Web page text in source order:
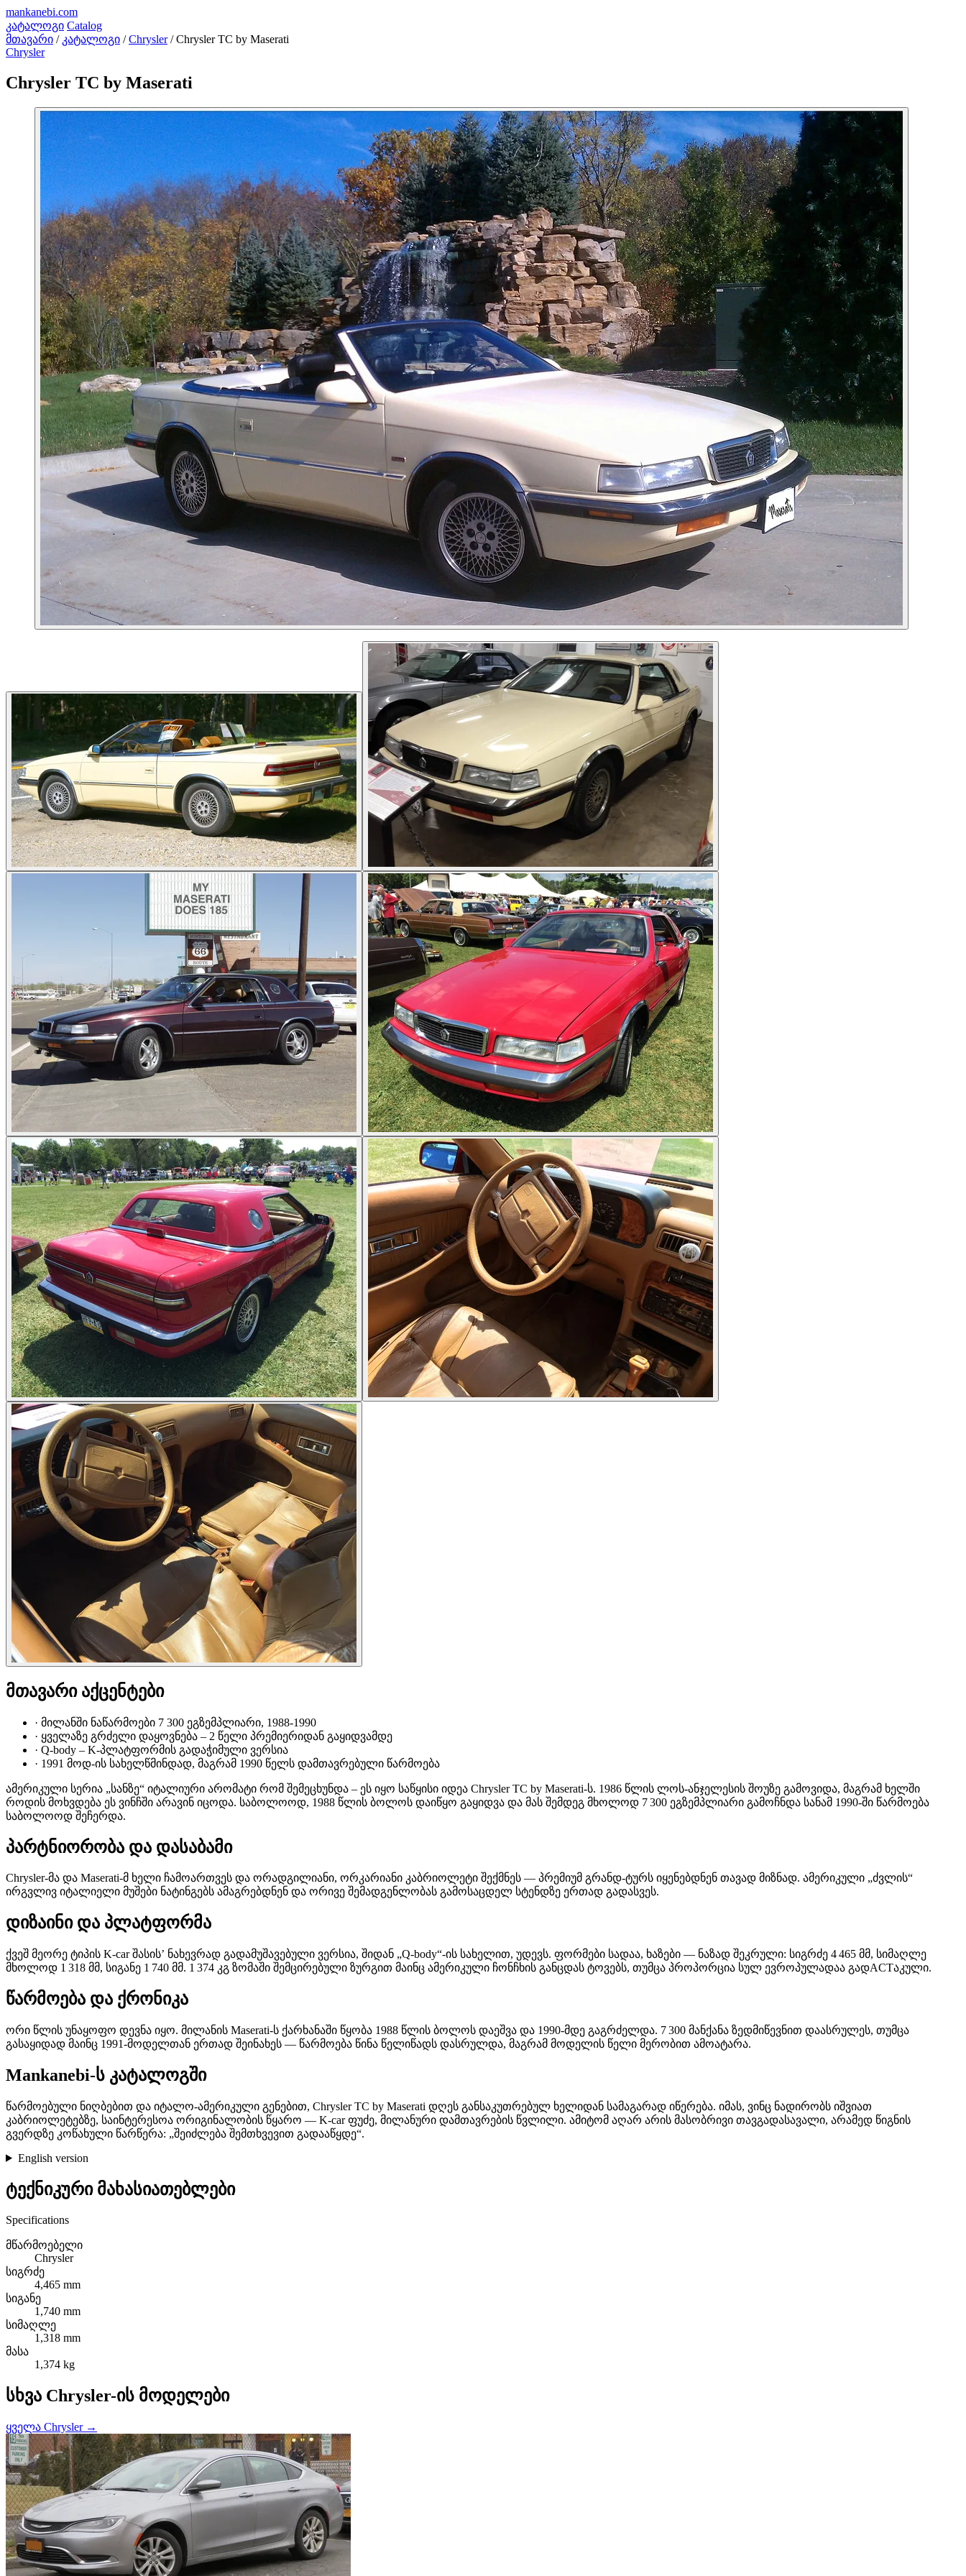
mankanebi.com
კატალოგი Catalog
მთავარი / კატალოგი / Chrysler / Chrysler TC by Maserati
Chrysler
Chrysler TC by Maserati
მთავარი აქცენტები
· მილანში ნაწარმოები 7 300 ეგზემპლიარი, 1988-1990
· ყველაზე გრძელი დაყოვნება – 2 წელი პრემიერიდან გაყიდვამდე
· Q-body – K-პლატფორმის გადაჭიმული ვერსია
· 1991 მოდ-ის სახელწმინდად, მაგრამ 1990 წელს დამთავრებული წარმოება
ამერიკული სერია „სანზე“ იტალიური არომატი რომ შემეცხუნდა – ეს იყო საწყისი იდეა Chrysler TC by Maserati-ს. 1986 წლის ლოს-ანჯელესის შოუზე გამოვიდა, მაგრამ ხელში
როდის მოხვდება ეს ვინჩში არავინ იცოდა. საბოლოოდ, 1988 წლის ბოლოს დაიწყო გაყიდვა და მას შემდეგ მხოლოდ 7 300 ეგზემპლიარი გამოჩნდა სანამ 1990-ში წარმოება
საბოლოოდ შეჩერდა.
პარტნიორობა და დასაბამი
Chrysler-მა და Maserati-მ ხელი ჩამოართვეს და ორადგილიანი, ორკარიანი კაბრიოლეტი შექმნეს — პრემიუმ გრანდ-ტურს იყენებდნენ თავად მიზნად. ამერიკული „ძვლის“
ირგვლივ იტალიელი მუშები ნატინგებს ამაგრებდნენ და ორივე შემადგენლობას გამოსაცდელ სტენდზე ერთად გადასვეს.
დიზაინი და პლატფორმა
ქვეშ მეორე ტიპის K-car შასისʼ ნახევრად გადამუშავებული ვერსია, შიდან „Q-body“-ის სახელით, უდევს. ფორმები სადაა, ხაზები — ნაზად შეკრული: სიგრძე 4 465 მმ, სიმაღლე
მხოლოდ 1 318 მმ, სიგანე 1 740 მმ. 1 374 კგ ზომაში შემცირებული ზურგით მაინც ამერიკული ჩონჩხის განცდას ტოვებს, თუმცა პროპორცია სულ ევროპულადაა გადACTაკული.
წარმოება და ქრონიკა
ორი წლის უნაყოფო დევნა იყო. მილანის Maserati-ს ქარხანაში წყობა 1988 წლის ბოლოს დაეშვა და 1990-მდე გაგრძელდა. 7 300 მანქანა ზედმიწევნით დაასრულეს, თუმცა
გასაყიდად მაინც 1991-მოდელთან ერთად შეინახეს — წარმოება წინა წელიწადს დასრულდა, მაგრამ მოდელის წელი მერობით ამოატარა.
Mankanebi-ს კატალოგში
წარმოებული ნიღბებით და იტალო-ამერიკული გენებით, Chrysler TC by Maserati დღეს განსაკუთრებულ ხელიდან სამაგარად იწერება. იმას, ვინც ნადირობს იშვიათ
კაბრიოლეტებზე, საინტერესოა ორიგინალობის წყარო — K-car ფუძე, მილანური დამთავრების წვლილი. ამიტომ აღარ არის მასობრივი თავგადასავალი, არამედ წიგნის
გვერდზე კოწახული წარწერა: „შეიძლება შემთხვევით გადააწყდე“.
English version
ტექნიკური მახასიათებლები
Specifications
მწარმოებელი
Chrysler
სიგრძე
4,465 mm
სიგანე
1,740 mm
სიმაღლე
1,318 mm
მასა
1,374 kg
სხვა Chrysler-ის მოდელები
ყველა Chrysler →